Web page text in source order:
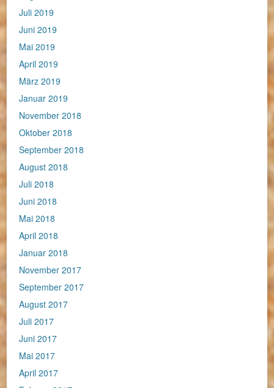
Juli 2019
Juni 2019
Mai 2019
April 2019
März 2019
Januar 2019
November 2018
Oktober 2018
September 2018
August 2018
Juli 2018
Juni 2018
Mai 2018
April 2018
Januar 2018
November 2017
September 2017
August 2017
Juli 2017
Juni 2017
Mai 2017
April 2017